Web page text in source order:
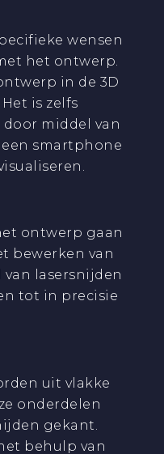
wensen
het ontwerp.
in de 3D
is zelfs
middel van
smartphone
ontwerp gaan
bewerken van
lasersnijden
tot in precisie
uit vlakke
onderdelen
gekant.
behulp van